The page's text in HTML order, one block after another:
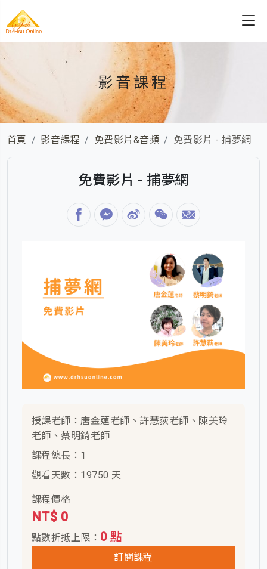
影音課程
首頁 影音課程 免費影片&音頻 免費影片 - 捕夢網
免費影片 - 捕夢網
授課老師：唐金蓮老師、許慧荻老師、陳美玲
老師、蔡明錡老師
課程總長：1
觀看天數：19750 天
課程價格
NT$ 0
點數折抵上限： 0 點
訂閱課程